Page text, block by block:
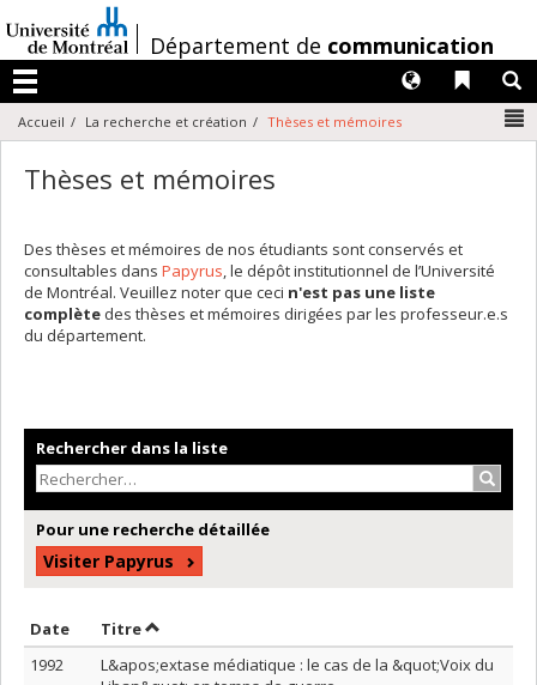
au
contenu
/Département de communication
Menu
Liens
Langues
Accueil La recherche et création Thèses et mémoires
Thèses et mémoires
Des thèses et mémoires de nos étudiants sont conservés et
consultables dans Papyrus, le dépôt institutionnel de l’Université
de Montréal. Veuillez noter que ceci n'est pas une liste
complète des thèses et mémoires dirigées par les professeur.e.s
du département.
Rechercher dans la liste
Pour une recherche détaillée
Visiter Papyrus
Date Trier par date en ordre décroissant
TitreTrier par titre en ordre décroissant
1992
L&apos;extase médiatique : le cas de la &quot;Voix du